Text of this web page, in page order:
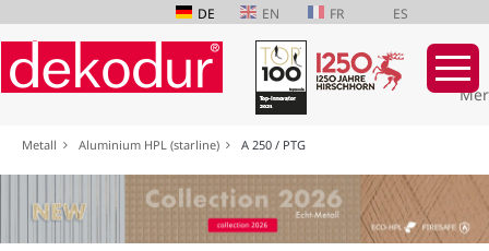
DE EN FR ES
Navigation
überspringen
Metall Aluminium HPL (starline) A 250 / PTG